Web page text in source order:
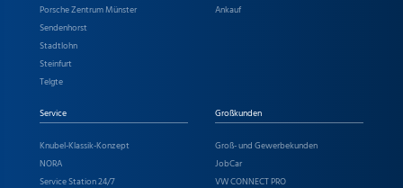
Porsche Zentrum Münster
Sendenhorst
Stadtlohn
Steinfurt
Telgte
Ankauf
Service
Knubel-Klassik-Konzept
NORA
Service Station 24/7
Großkunden
Groß- und Gewerbekunden
JobCar
VW CONNECT PRO